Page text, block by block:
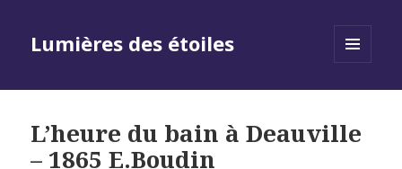
Lumières des étoiles
L’heure du bain à Deauville
– 1865 E.Boudin